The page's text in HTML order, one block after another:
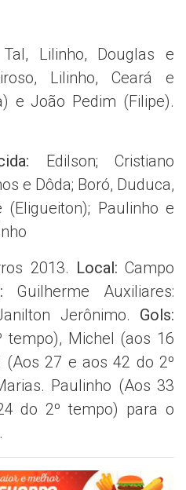
Lilinho, Douglas e
Lilinho, Ceará e
e João Pedim (Filipe).
Edilson; Cristiano
e Dôda; Boró, Duduca,
Paulinho e
2013. Local: Campo
Guilherme Auxiliares:
Jerônimo. Gols:
tempo), Michel (aos 16
(Aos 27 e aos 42 do 2º
Paulinho (Aos 33
do 2º tempo) para o